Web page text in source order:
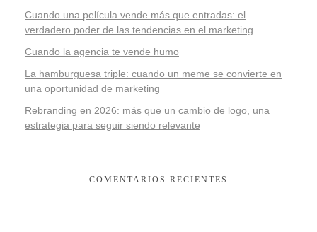
Cuando una película vende más que entradas: el
verdadero poder de las tendencias en el marketing
Cuando la agencia te vende humo
La hamburguesa triple: cuando un meme se convierte en
una oportunidad de marketing
Rebranding en 2026: más que un cambio de logo, una
estrategia para seguir siendo relevante
COMENTARIOS RECIENTES